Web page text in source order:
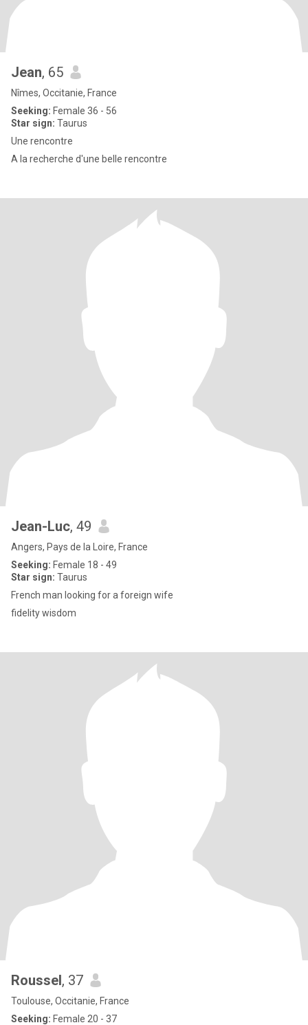
Jean, 65
Nîmes, Occitanie, France
Seeking: Female 36 - 56
Star sign: Taurus
Une rencontre
A la recherche d'une belle rencontre
Jean-Luc, 49
Angers, Pays de la Loire, France
Seeking: Female 18 - 49
Star sign: Taurus
French man looking for a foreign wife
fidelity wisdom
Roussel, 37
Toulouse, Occitanie, France
Seeking: Female 20 - 37